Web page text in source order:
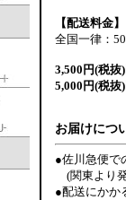
【配送料金】
全国一律：
3,500円(税抜
5,000円(税抜
お届けにつ
●佐川急便で
(関東より
●配送にかか